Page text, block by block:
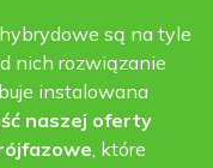
są na tyle
nich rozwiązanie
instalowana
naszej oferty
, które